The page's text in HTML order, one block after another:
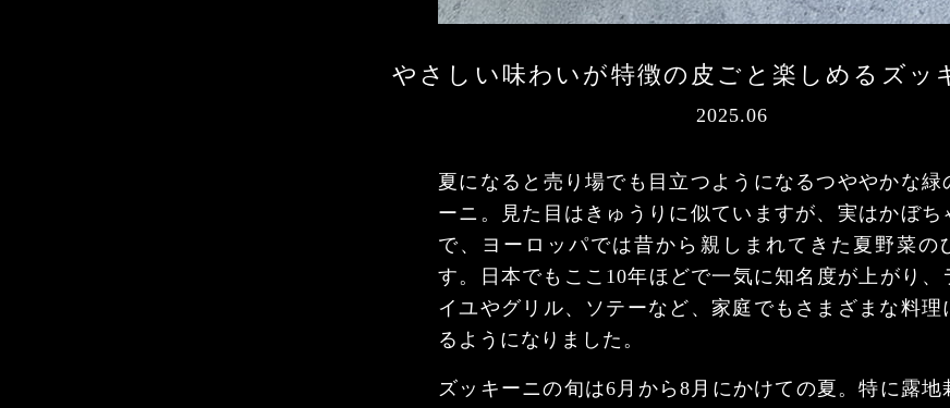
やさしい味わいが特徴の皮ごと楽しめるズッ
2025.06
夏になると売り場でも目立つようになるつややかな緑
ーニ。見た目はきゅうりに似ていますが、実はかぼち
で、ヨーロッパでは昔から親しまれてきた夏野菜の
す。日本でもここ10年ほどで一気に知名度が上がり、
イユやグリル、ソテーなど、家庭でもさまざまな料理
るようになりました。
ズッキーニの旬は6月から8月にかけての夏。特に露地